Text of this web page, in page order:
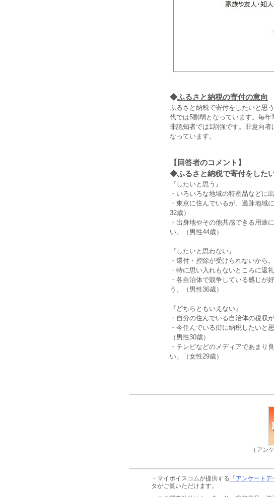
◆ふるさと納税の寄付の意向
ふるさと納税で寄付をしたいと思
代では5割弱となっています。毎年
非認知者では1割強です。非意向
なっています。
【回答者のコメント】
◆ふるさと納税で寄付をした
『したいと思う』
・いろいろな地域の特産品などに
・東京に住んでいるが、過疎地域
32歳）
・出身地やその他共感できる用途
い。（男性44歳）
『したいと思わない』
・還付・控除が受けられないから
・特に思い入れもないところに返
・各自治体で競争している感じが
う。（男性36歳）
『どちらともいえない』
・自分の住んでいる自治体の税収
・今住んでいる街に納税したいと
（男性30歳）
・テレビなどのメディアであまり
い。（女性29歳）
（アン
・マイボイスコムが提供する 「アンケート
タがご覧いただけます。